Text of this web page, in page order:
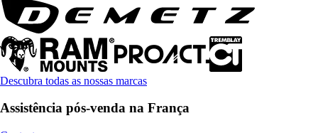
Descubra todas as nossas marcas
Assistência pós-venda na França